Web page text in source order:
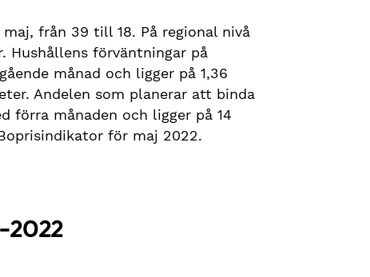
från 39 till 18. På regional nivå
Hushållens förväntningar på
månad och ligger på 1,36
Andelen som planerar att binda
förra månaden och ligger på 14
för maj 2022.